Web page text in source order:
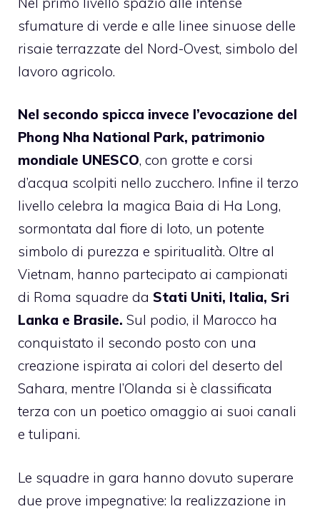
sfumature di verde e alle linee sinuose delle
risaie terrazzate del Nord-Ovest, simbolo del
lavoro agricolo.
Nel secondo spicca invece l’evocazione del
Phong Nha National Park, patrimonio
mondiale UNESCO, con grotte e corsi
d’acqua scolpiti nello zucchero. Infine il terzo
livello celebra la magica Baia di Ha Long,
sormontata dal fiore di loto, un potente
simbolo di purezza e spiritualità. Oltre al
Vietnam, hanno partecipato ai campionati
di Roma squadre da Stati Uniti, Italia, Sri
Lanka e Brasile. Sul podio, il Marocco ha
conquistato il secondo posto con una
creazione ispirata ai colori del deserto del
Sahara, mentre l’Olanda si è classificata
terza con un poetico omaggio ai suoi canali
e tulipani.
Le squadre in gara hanno dovuto superare
due prove impegnative: la realizzazione in